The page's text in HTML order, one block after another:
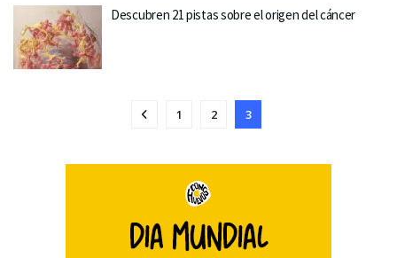
Descubren 21 pistas sobre el origen del cáncer
1 2 3